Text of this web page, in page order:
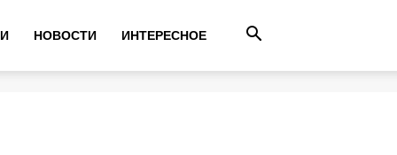
НОВОСТИ ИНТЕРЕСНОЕ